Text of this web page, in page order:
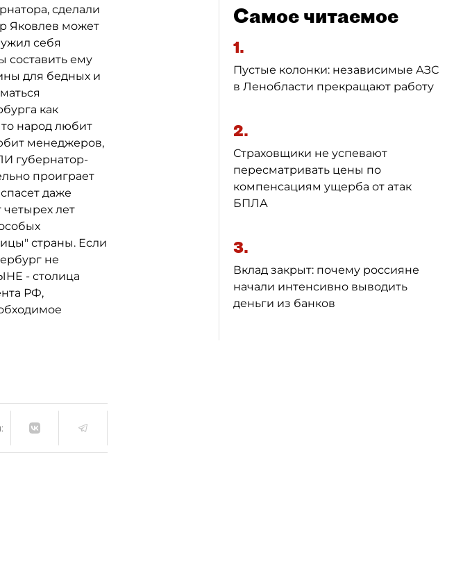
сделали
Яковлев может
себя
составить ему
для бедных и
как
народ любит
менеджеров,
губернатор-
проиграет
даже
лет
страны. Если
не
- столица
РФ,
Самое читаемое
1.
Пустые колонки: независимые АЗС
в Ленобласти прекращают работу
2.
Страховщики не успевают
пересматривать цены по
компенсациям ущерба от атак
БПЛА
3.
Вклад закрыт: почему россияне
начали интенсивно выводить
деньги из банков